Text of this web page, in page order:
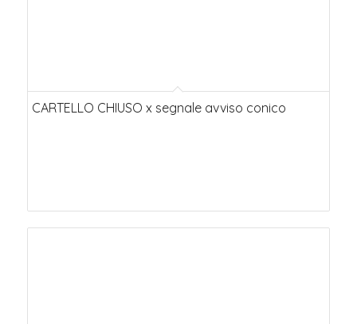
CARTELLO CHIUSO x segnale avviso conico